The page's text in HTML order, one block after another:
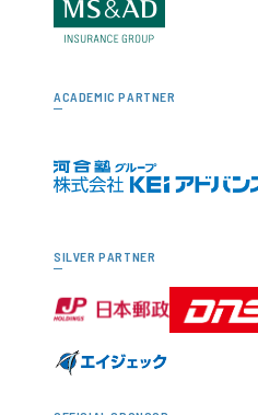
ACADEMIC PARTNER
SILVER PARTNER